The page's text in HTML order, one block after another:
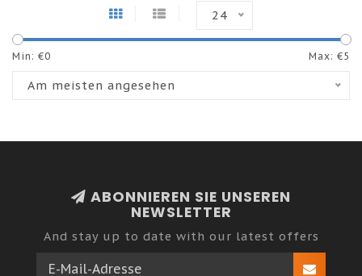
24
Min: €0 Max: €5
Am meisten angesehen
ABONNIEREN SIE UNSEREN
NEWSLETTER
And stay up to date with our latest offers